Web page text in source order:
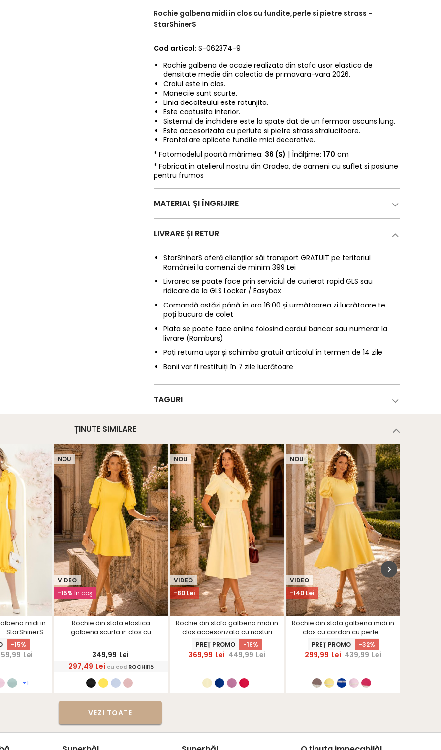
Rochie galbena midi in clos cu fundite,perle si pietre strass -
StarShinerS
Cod articol: S-062374-9
Rochie galbena de ocazie realizata din stofa usor elastica de
densitate medie din colectia de primavara-vara 2026.
Croiul este in clos.
Manecile sunt scurte.
Linia decolteului este rotunjita.
Este captusita interior.
Sistemul de inchidere este la spate dat de un fermoar ascuns lung.
Este accesorizata cu perlute si pietre strass stralucitoare.
Frontal are aplicate fundite mici decorative.
* Fotomodelul poartă mărimea: 36 (S) | Înălțime:170 cm
* Fabricat in atelierul nostru din Oradea, de oameni cu suflet si pasiune
pentru frumos
MATERIAL ȘI ÎNGRIJIRE
LIVRARE ȘI RETUR
StarShinerS oferă clienților săi transport GRATUIT pe teritoriul
României la comenzi de minim 399 Lei
Livrarea se poate face prin serviciul de curierat rapid GLS sau
ridicare de la GLS Locker / Easybox
Comandă astăzi până în ora 16:00 și următoarea zi lucrătoare te
poți bucura de colet
Plata se poate face online folosind cardul bancar sau numerar la
livrare (Ramburs)
Poți returna ușor și schimba gratuit articolul în termen de 14 zile
Banii vor fi restituiți în 7 zile lucrătoare
TAGURI
ȚINUTE SIMILARE
midi in
StarShinerS
-15%
Lei
+1
-15% în coş
VIDEO
NOU
Rochie din stofa elastica
galbena scurta in clos cu
StarShinerS
349,99 Lei
297,49 Lei cu cod ROCHII15
-80 Lei
VIDEO
NOU
Rochie din stofa galbena midi in
clos accesorizata cu nasturi
decorativi aurii - StarShinerS
PREȚ PROMO -18%
369,99 Lei 449,99 Lei
-140 Lei
VIDEO
NOU
Rochie din stofa galbena midi in
clos cu cordon cu perle -
StarShinerS
PREȚ PROMO -32%
299,99 Lei 439,99 Lei
VEZI TOATE